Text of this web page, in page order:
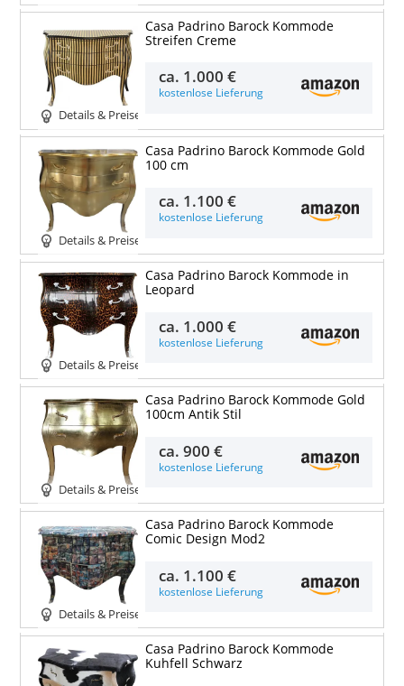
Details & Preise
Casa Padrino Barock Kommode
Streifen Creme
ca. 1.000 €
kostenlose Lieferung
Details & Preise
Casa Padrino Barock Kommode Gold
100 cm
ca. 1.100 €
kostenlose Lieferung
Details & Preise
Casa Padrino Barock Kommode in
Leopard
ca. 1.000 €
kostenlose Lieferung
Details & Preise
Casa Padrino Barock Kommode Gold
100cm Antik Stil
ca.900 €
kostenlose Lieferung
Details & Preise
Casa Padrino Barock Kommode
Comic Design Mod2
ca. 1.100 €
kostenlose Lieferung
Casa Padrino Barock Kommode
Kuhfell Schwarz